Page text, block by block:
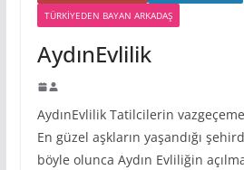
TÜRKIYEDEN BAYAN ARKADAŞ
AydınEvlilik
AydınEvlilik Tatilcilerin
En güzel aşkların yaşandığı
böyle olunca Aydın Evliliğin